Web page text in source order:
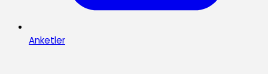
Anketler